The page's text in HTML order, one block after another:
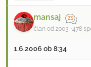
mansaj
član od 2003 478
1.6.2006 ob 8:34